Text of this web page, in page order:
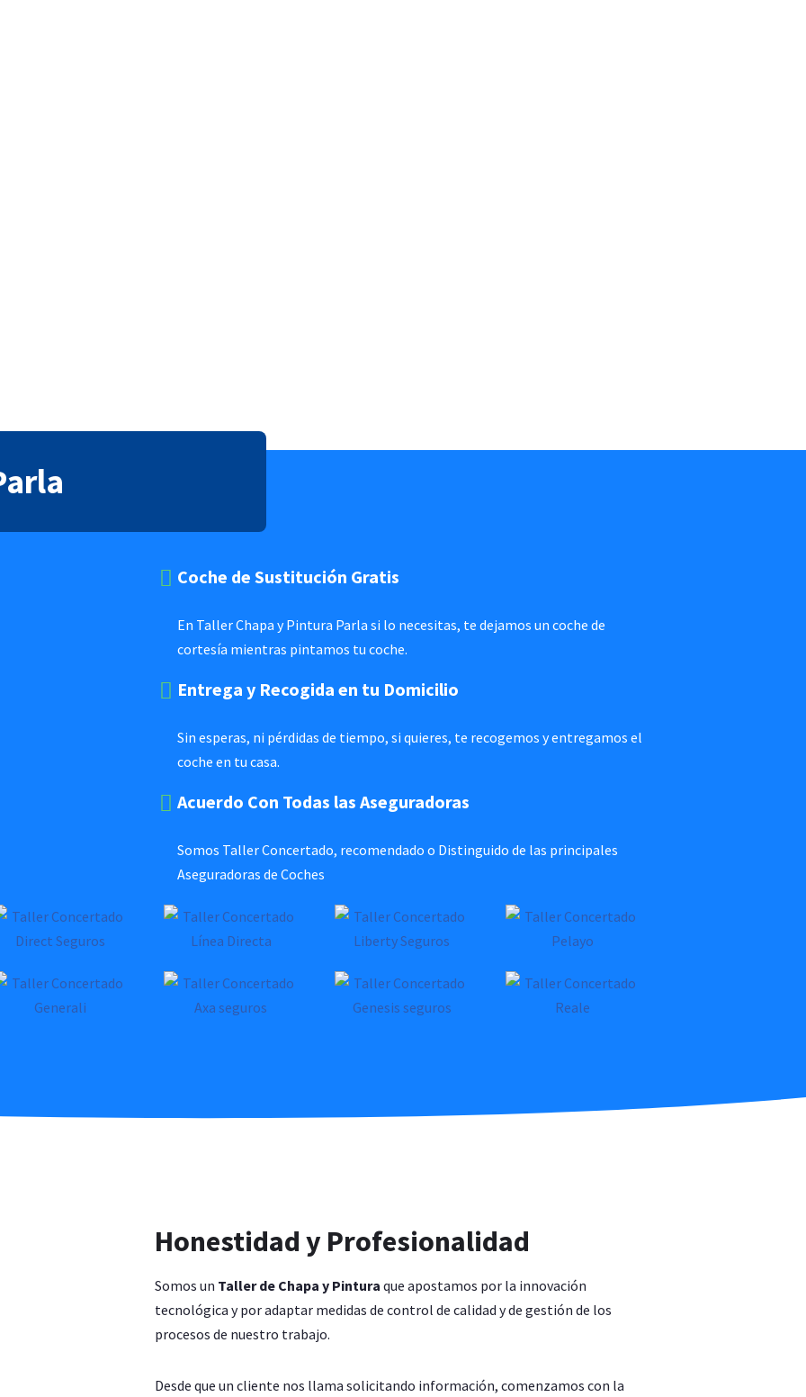
Coche de Sustitución Gratis
En Taller Chapa y Pintura Parla si lo necesitas, te dejamos un coche de
cortesía mientras pintamos tu coche.
Entrega y Recogida en tu Domicilio
Sin esperas, ni pérdidas de tiempo, si quieres, te recogemos y entregamos el
coche en tu casa.
Acuerdo Con Todas las Aseguradoras
Somos Taller Concertado, recomendado o Distinguido de las principales
Aseguradoras de Coches
Honestidad y Profesionalidad
Somos un Taller de Chapa y Pintura que apostamos por la innovación
tecnológica y por adaptar medidas de control de calidad y de gestión de los
procesos de nuestro trabajo.
Desde que un cliente nos llama solicitando información, comenzamos con la